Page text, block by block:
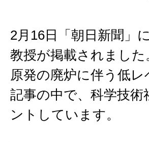
2月16日「朝日新聞」
教授が掲載されました
原発の廃炉に伴う低
記事の中で、科学技
ントしています。